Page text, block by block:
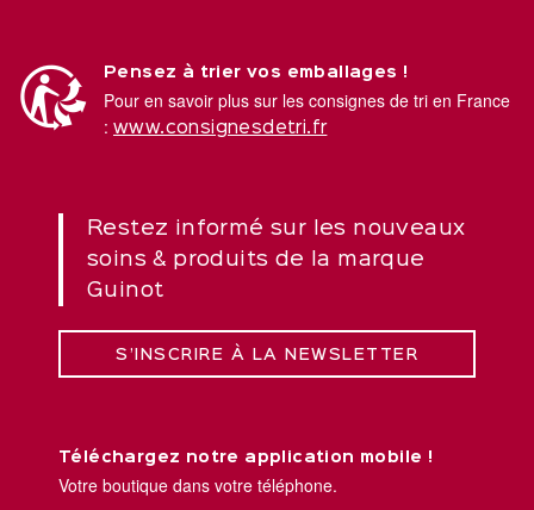
Pensez à trier vos emballages !
Pour en savoir plus sur les consignes de tri en France
: www.consignesdetri.fr
Restez informé sur les nouveaux
soins & produits de la marque
Guinot
S’INSCRIRE À LA NEWSLETTER
Téléchargez notre application mobile !
Votre boutique dans votre téléphone.